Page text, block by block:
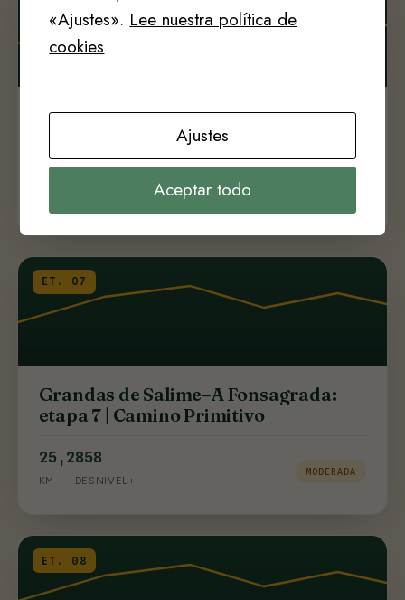
Berducedo–Grandas de Salime: etapa
6 | Camino Primitivo
ET. 07
Grandas de Salime–A Fonsagrada:
etapa 7 | Camino Primitivo
25,2
KM
858
DESNIVEL+
MODERADA
ET. 08
«Ajustes». Lee nuestra política de
cookies
Ajustes
Aceptar todo